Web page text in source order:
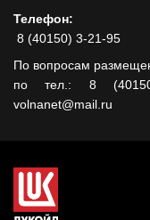
Телефон:
8 (40150) 3-21-95
По вопросам
по тел.: 8
volnanet@mail.ru